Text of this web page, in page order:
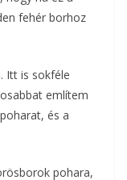
fehér borhoz
Itt is sokféle
említem
és a
pohara,